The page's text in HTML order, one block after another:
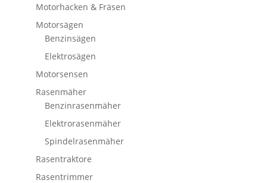
Motorhacken & Fräsen
Motorsägen
Benzinsägen
Elektrosägen
Motorsensen
Rasenmäher
Benzinrasenmäher
Elektrorasenmäher
Spindelrasenmäher
Rasentraktore
Rasentrimmer